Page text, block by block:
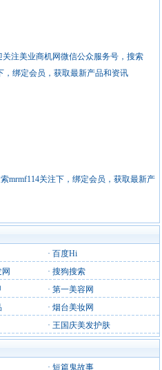
关注美业商机网微信公众服务号，搜索
，绑定会员，获取最新产品和资讯
mrmf114关注下，绑定会员，获取最新产
· 百度Hi
· 搜狗搜索
· 第一美容网
· 烟台美妆网
· 王国庆美发护肤
· 短篇鬼故事